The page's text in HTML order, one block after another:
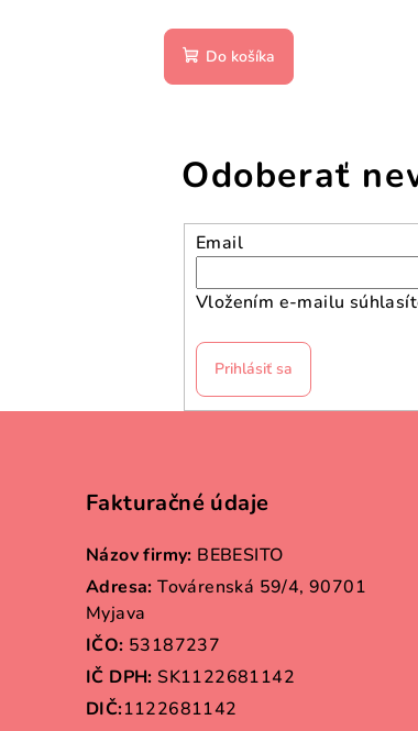
Do košíka
Odoberať
Email
Vložením e-mailu
Prihlásiť sa
Fakturačné údaje
Názov firmy: BEBESITO
Adresa: Továrenská 59/4, 90701
Myjava
IČO: 53187237
IČ DPH: SK1122681142
DIČ:1122681142